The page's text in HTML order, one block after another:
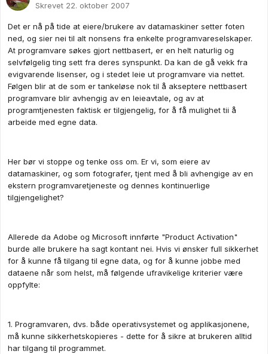
Skrevet 22. oktober 2007
Det er nå på tide at eiere/brukere av datamaskiner setter foten
ned, og sier nei til alt nonsens fra enkelte programvareselskaper.
At programvare søkes gjort nettbasert, er en helt naturlig og
selvfølgelig ting sett fra deres synspunkt. Da kan de gå vekk fra
evigvarende lisenser, og i stedet leie ut programvare via nettet.
Følgen blir at de som er tankeløse nok til å akseptere nettbasert
programvare blir avhengig av en leieavtale, og av at
programtjenesten faktisk er tilgjengelig, for å få mulighet tii å
arbeide med egne data.
Her bør vi stoppe og tenke oss om. Er vi, som eiere av
datamaskiner, og som fotografer, tjent med å bli avhengige av en
ekstern programvaretjeneste og dennes kontinuerlige
tilgjengelighet?
Allerede da Adobe og Microsoft innførte "Product Activation"
burde alle brukere ha sagt kontant nei. Hvis vi ønsker full sikkerhet
for å kunne få tilgang til egne data, og for å kunne jobbe med
dataene når som helst, må følgende ufravikelige kriterier være
oppfylte:
1. Programvaren, dvs. både operativsystemet og applikasjonene,
må kunne sikkerhetskopieres - dette for å sikre at brukeren alltid
har tilgang til programmet.